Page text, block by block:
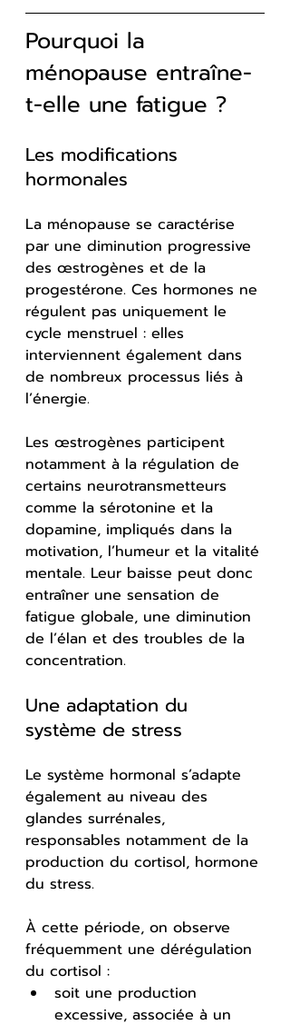
Pourquoi la
ménopause entraîne-
t-elle une fatigue ?
Les modifications
hormonales
La ménopause se caractérise
par une diminution progressive
des œstrogènes et de la
progestérone. Ces hormones ne
régulent pas uniquement le
cycle menstruel : elles
interviennent également dans
de nombreux processus liés à
l’énergie.
Les œstrogènes participent
notamment à la régulation de
certains neurotransmetteurs
comme la sérotonine et la
dopamine, impliqués dans la
motivation, l’humeur et la vitalité
mentale. Leur baisse peut donc
entraîner une sensation de
fatigue globale, une diminution
de l’élan et des troubles de la
concentration.
Une adaptation du
système de stress
Le système hormonal s’adapte
également au niveau des
glandes surrénales,
responsables notamment de la
production du cortisol, hormone
du stress.
À cette période, on observe
fréquemment une dérégulation
du cortisol :
soit une production
excessive, associée à un